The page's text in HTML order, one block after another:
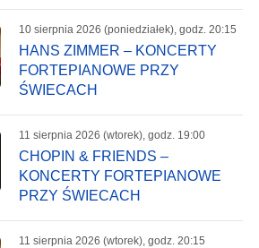
10 sierpnia 2026 (poniedziałek), godz. 20:15
HANS ZIMMER – KONCERTY
FORTEPIANOWE PRZY
ŚWIECACH
11 sierpnia 2026 (wtorek), godz. 19:00
CHOPIN & FRIENDS –
KONCERTY FORTEPIANOWE
PRZY ŚWIECACH
11 sierpnia 2026 (wtorek), godz. 20:15